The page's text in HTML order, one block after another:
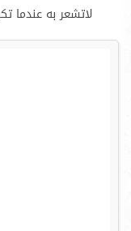
لاتشعر به عندما